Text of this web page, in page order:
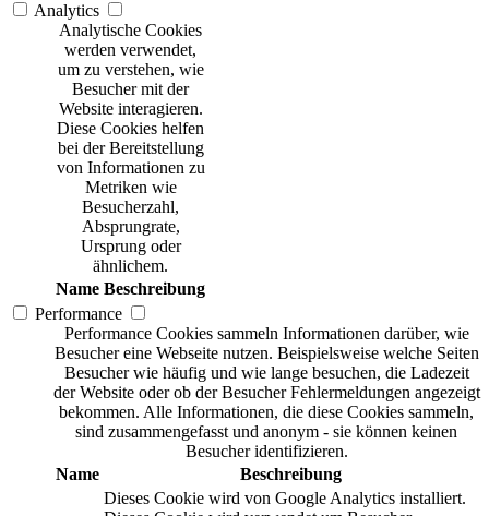
Analytics
Analytische Cookies
werden verwendet,
um zu verstehen, wie
Besucher mit der
Website interagieren.
Diese Cookies helfen
bei der Bereitstellung
von Informationen zu
Metriken wie
Besucherzahl,
Absprungrate,
Ursprung oder
ähnlichem.
Name Beschreibung
Performance
Performance Cookies sammeln Informationen darüber, wie
Besucher eine Webseite nutzen. Beispielsweise welche Seiten
Besucher wie häufig und wie lange besuchen, die Ladezeit
der Website oder ob der Besucher Fehlermeldungen angezeigt
bekommen. Alle Informationen, die diese Cookies sammeln,
sind zusammengefasst und anonym - sie können keinen
Besucher identifizieren.
Name
Beschreibung
Dieses Cookie wird von Google Analytics installiert.